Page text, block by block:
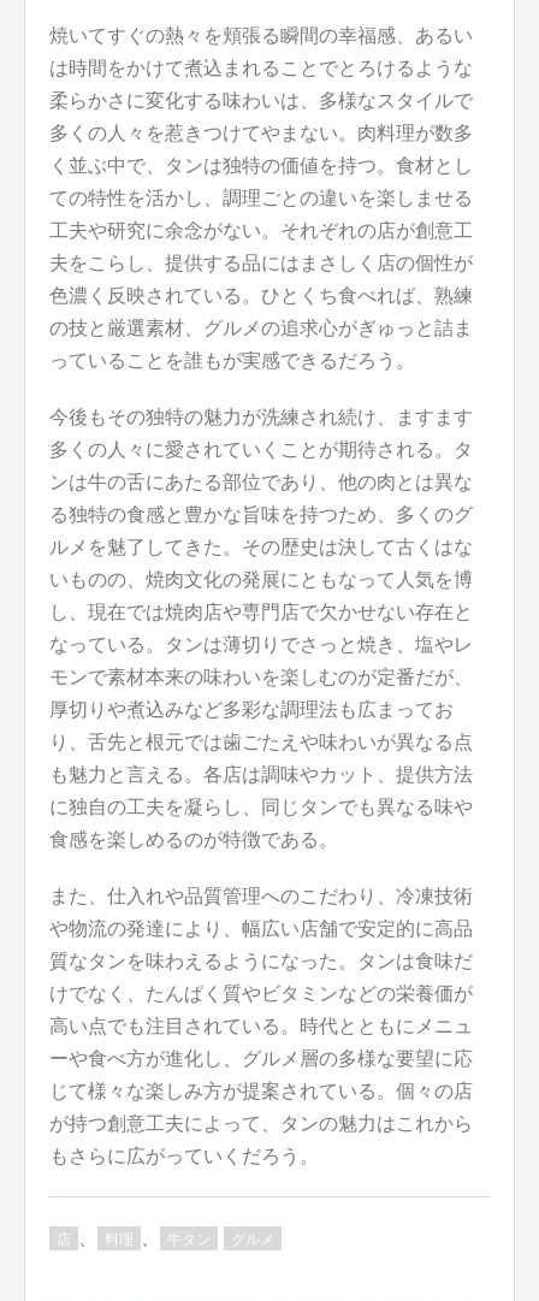
焼いてすぐの熱々を頬張る瞬間の幸福感、あるい
は時間をかけて煮込まれることでとろけるような
柔らかさに変化する味わいは、多様なスタイルで
多くの人々を惹きつけてやまない。肉料理が数多
く並ぶ中で、タンは独特の価値を持つ。食材とし
ての特性を活かし、調理ごとの違いを楽しませる
工夫や研究に余念がない。それぞれの店が創意工
夫をこらし、提供する品にはまさしく店の個性が
色濃く反映されている。ひとくち食べれば、熟練
の技と厳選素材、グルメの追求心がぎゅっと詰ま
っていることを誰もが実感できるだろう。
今後もその独特の魅力が洗練され続け、ますます
多くの人々に愛されていくことが期待される。タ
ンは牛の舌にあたる部位であり、他の肉とは異な
る独特の食感と豊かな旨味を持つため、多くのグ
ルメを魅了してきた。その歴史は決して古くはな
いものの、焼肉文化の発展にともなって人気を博
し、現在では焼肉店や専門店で欠かせない存在と
なっている。タンは薄切りでさっと焼き、塩やレ
モンで素材本来の味わいを楽しむのが定番だが、
厚切りや煮込みなど多彩な調理法も広まってお
り、舌先と根元では歯ごたえや味わいが異なる点
も魅力と言える。各店は調味やカット、提供方法
に独自の工夫を凝らし、同じタンでも異なる味や
食感を楽しめるのが特徴である。
また、仕入れや品質管理へのこだわり、冷凍技術
や物流の発達により、幅広い店舗で安定的に高品
質なタンを味わえるようになった。タンは食味だ
けでなく、たんぱく質やビタミンなどの栄養価が
高い点でも注目されている。時代とともにメニュ
ーや食べ方が進化し、グルメ層の多様な要望に応
じて様々な楽しみ方が提案されている。個々の店
が持つ創意工夫によって、タンの魅力はこれから
もさらに広がっていくだろう。
店 料理 牛タン グルメ